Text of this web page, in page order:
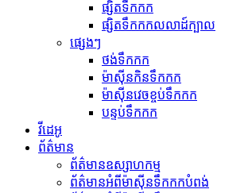
ផ្សិតទឹកកក
ផ្សិតទឹកកកលលាដ៍ក្បាល
ផ្សេងៗ
ថង់ទឹកកក
ម៉ាស៊ីនកិនទឹកកក
ម៉ាស៊ីនវេចខ្ចប់ទឹកកក
បន្ទប់ទឹកកក
វីដេអូ
ព័ត៌មាន
ព័ត៌មានឧស្សាហកម្ម
ព័ត៌មានអំពីម៉ាស៊ីនទឹកកកបំពង់